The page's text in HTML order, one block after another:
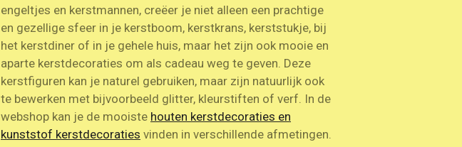
engeltjes en kerstmannen, creëer je niet alleen een prachtige
en gezellige sfeer in je kerstboom, kerstkrans, kerststukje, bij
het kerstdiner of in je gehele huis, maar het zijn ook mooie en
aparte kerstdecoraties om als cadeau weg te geven. Deze
kerstfiguren kan je naturel gebruiken, maar zijn natuurlijk ook
te bewerken met bijvoorbeeld glitter, kleurstiften of verf. In de
webshop kan je de mooiste houten kerstdecoraties en
kunststof kerstdecoraties vinden in verschillende afmetingen.